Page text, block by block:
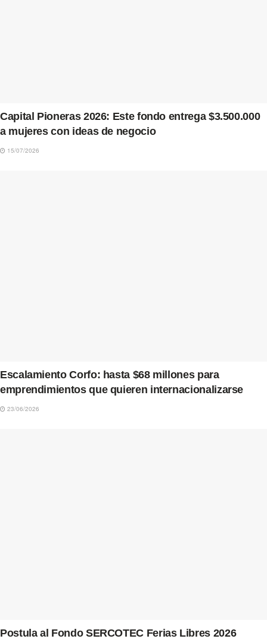
Capital Pioneras 2026: Este fondo entrega $3.500.000
a mujeres con ideas de negocio
15/07/2026
Escalamiento Corfo: hasta $68 millones para
emprendimientos que quieren internacionalizarse
23/06/2026
Postula al Fondo SERCOTEC Ferias Libres 2026